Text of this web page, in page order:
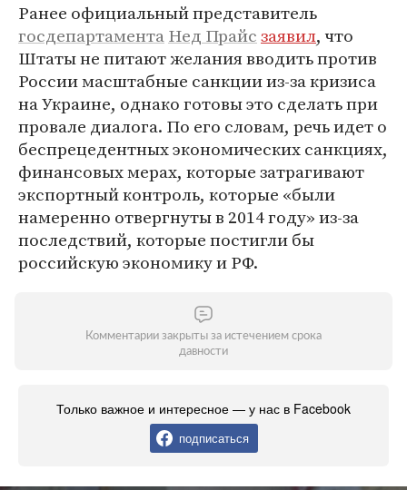
Ранее официальный представитель
госдепартаментаНед Прайсзаявил, что
Штаты не питают желания вводить против
России масштабные санкции из-за кризиса
на Украине, однако готовы это сделать при
провале диалога. По его словам, речь идет о
беспрецедентных экономических санкциях,
финансовых мерах, которые затрагивают
экспортный контроль, которые «были
намеренно отвергнуты в 2014 году» из-за
последствий, которые постигли бы
российскую экономику и РФ.
Комментарии закрыты за истечением срока
давности
Только важное и интересное — у нас в Facebook
подписаться